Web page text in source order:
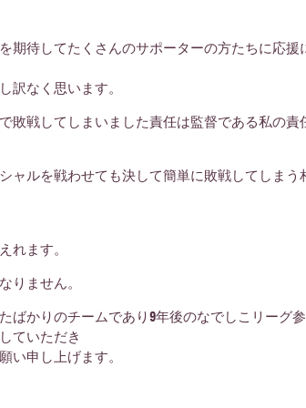
期待してたくさんのサポーターの方たちに応援
訳なく思います。
敗戦してしまいました責任は監督である私の責
ャルを戦わせても決して簡単に敗戦してしまう
れます。
りません。
ばかりのチームであり9年後のなでしこリーグ
ていただき
い申し上げます。